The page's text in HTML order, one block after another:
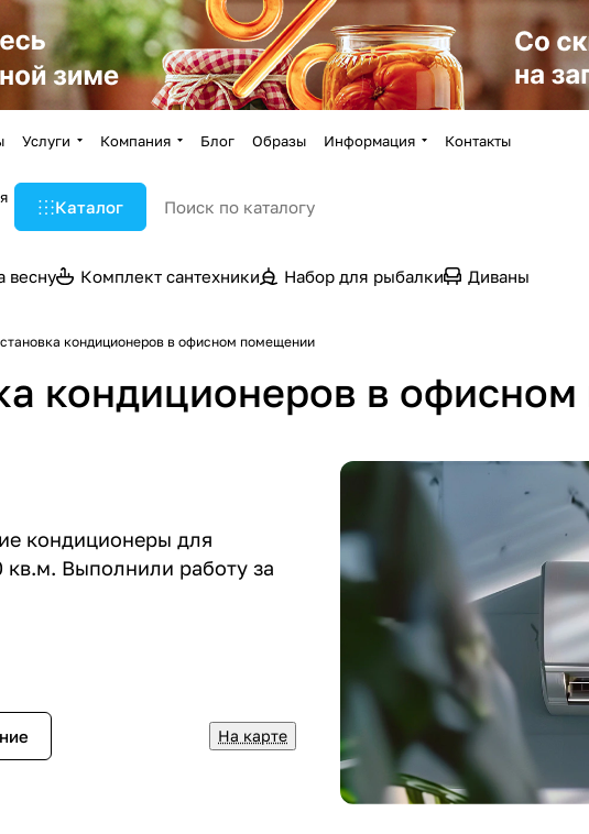
Услуги Компания Блог Образы Информация Контакты
Каталог
весну Комплект сантехники Набор для рыбалки Диваны
кондиционеров в офисном помещении
кондиционеров в
кондиционеры для
Выполнили работу за
На карте